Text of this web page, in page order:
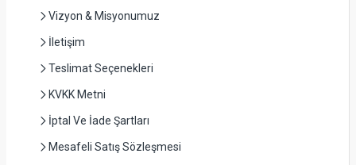
Vizyon & Misyonumuz
İletişim
Teslimat Seçenekleri
KVKK Metni
İptal Ve İade Şartları
Mesafeli Satış Sözleşmesi